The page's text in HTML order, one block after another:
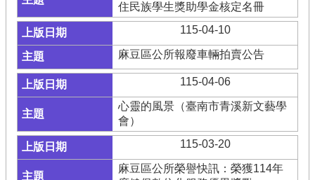
住民族學生獎助學金核定名冊
115-04-10
麻豆區公所報廢車輛拍賣公告
115-04-06
心靈的風景（臺南市青溪新文藝學
會）
115-03-20
麻豆區公所榮譽快訊：榮獲114年